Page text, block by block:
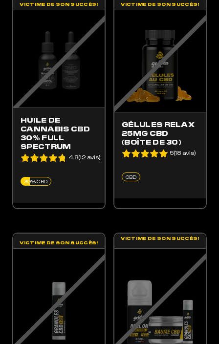
HUILE DE
CANNABIS CBD
30% FULL
SPECTRUM
30% CBD
4.8(12 avis)
VICTIME DE SON SUCCÈS!
OPTIONS PEUVENT ÊTRE CHOISIES SUR LA PAGE DU PRODUIT
GÉLULES RELAX
25MG CBD
(BOÎTE DE 30)
CBD
5(18 avis)
VICTIME DE SON SUCCÈS!
PRODUIT A PLUSIEURS VARIATIONS. LES OPTIONS PEUVENT ÊTRE CHOISIES SUR LA
VICTIME DE SON SUCCÈS!
OPTIONS PEUVENT ÊTRE CHOISIES SUR LA PAGE DU PRODUIT
VICTIME DE SON SUCCÈS!